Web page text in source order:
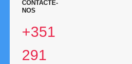
CONTACTE-
NOS
+351
291